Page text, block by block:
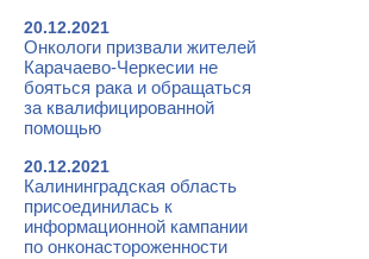
20.12.2021
Онкологи призвали жителей
Карачаево-Черкесии не
бояться рака и обращаться
за квалифицированной
помощью
20.12.2021
Калининградская область
присоединилась к
информационной кампании
по онконастороженности